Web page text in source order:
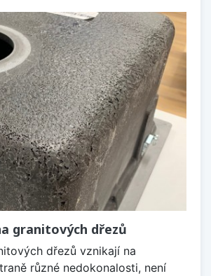
granitových dřezů
dřezů vznikají na
různé nedokonalosti, není